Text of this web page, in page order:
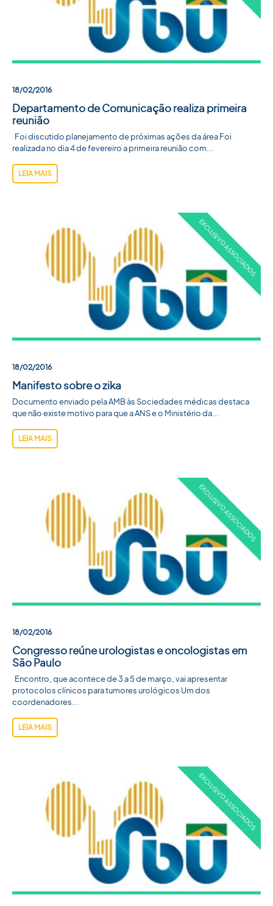
18/02/2016
Departamento de Comunicação realiza primeira
reunião
Foi discutido planejamento de próximas ações da área Foi
realizada no dia 4 de fevereiro a primeira reunião com...
LEIA MAIS
18/02/2016
Manifesto sobre o zika
Documento enviado pela AMB às Sociedades médicas destaca
que não existe motivo para que a ANS e o Ministério da...
LEIA MAIS
18/02/2016
Congresso reúne urologistas e oncologistas em
São Paulo
Encontro, que acontece de 3 a 5 de março, vai apresentar
protocolos clínicos para tumores urológicos Um dos
coordenadores...
LEIA MAIS